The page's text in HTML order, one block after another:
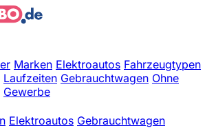
Marken Elektroautos Fahrzeugtypen
Laufzeiten Gebrauchtwagen Ohne
Gewerbe
Elektroautos Gebrauchtwagen